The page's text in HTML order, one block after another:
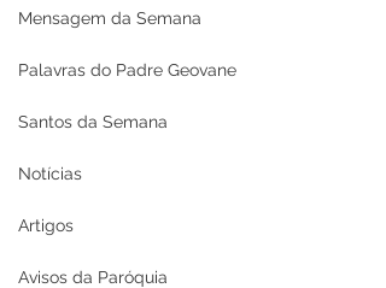
Mensagem da Semana
Palavras do Padre Geovane
Santos da Semana
Notícias
Artigos
Avisos da Paróquia